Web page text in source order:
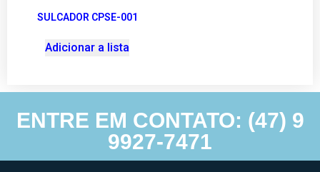
SULCADOR CPSE-001
Adicionar a lista
ENTRE EM CONTATO: (47) 9
9927-7471